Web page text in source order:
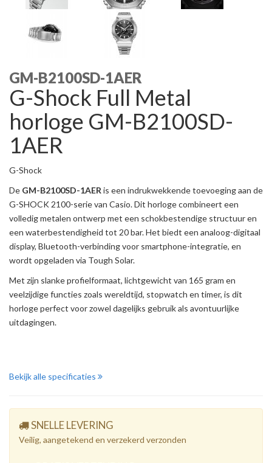
GM-B2100SD-1AER
G-Shock Full Metal
horloge GM-B2100SD-
1AER
G-Shock
De GM-B2100SD-1AER is een indrukwekkende toevoeging aan de
G-SHOCK 2100-serie van Casio. Dit horloge combineert een
volledig metalen ontwerp met een schokbestendige structuur en
een waterbestendigheid tot 20 bar. Het biedt een analoog-digitaal
display, Bluetooth-verbinding voor smartphone-integratie, en
wordt opgeladen via Tough Solar.
Met zijn slanke profielformaat, lichtgewicht van 165 gram en
veelzijdige functies zoals wereldtijd, stopwatch en timer, is dit
horloge perfect voor zowel dagelijks gebruik als avontuurlijke
uitdagingen.
Bekijk alle specificaties
SNELLE LEVERING
Veilig, aangetekend en verzekerd verzonden